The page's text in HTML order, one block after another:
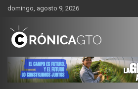
Saltar
contenido
domingo, agosto 9, 2026
CRONICA